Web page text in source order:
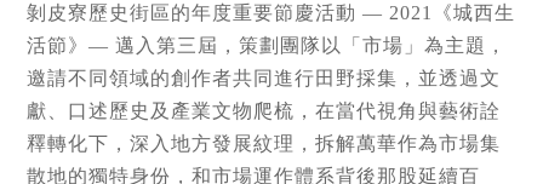
剝皮寮歷史街區的年度重要節慶活動 — 2021《城西生
活節》— 邁入第三屆，策劃團隊以「市場」為主題，
邀請不同領域的創作者共同進行田野採集，並透過文
獻、口述歷史及產業文物爬梳，在當代視角與藝術詮
釋轉化下，深入地方發展紋理，拆解萬華作為市場集
散地的獨特身份，和市場運作體系背後那股延續百